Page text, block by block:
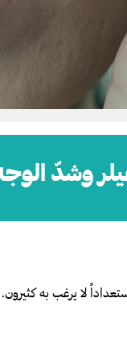
وشدّ
لا يرغب به